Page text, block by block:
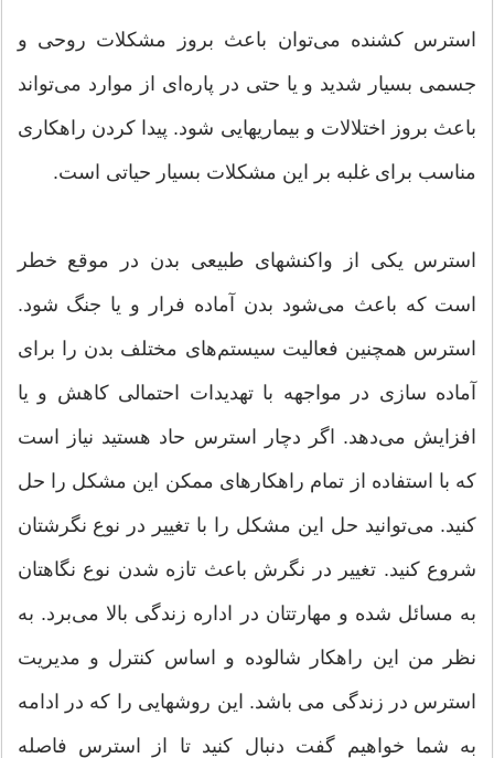
استرس کشنده می‌توان باعث بروز مشکلات روحی و
جسمی بسیار شدید و یا حتی در پاره‌ای از موارد می‌تواند
باعث بروز اختلالات و بیماریهایی شود. پیدا کردن راهکاری
مناسب برای غلبه بر این مشکلات بسیار حیاتی است.
استرس یکی از واکنشهای طبیعی بدن در موقع خطر
است که باعث می‌شود بدن آماده فرار و یا جنگ شود.
استرس همچنین فعالیت سیستم‌های مختلف بدن را برای
آماده سازی در مواجهه با تهدیدات احتمالی کاهش و یا
افزایش می‌دهد. اگر دچار استرس حاد هستید نیاز است
که با استفاده از تمام راهکارهای ممکن این مشکل را حل
کنید. می‌توانید حل این مشکل را با تغییر در نوع نگرشتان
شروع کنید. تغییر در نگرش باعث تازه شدن نوع نگاهتان
به مسائل شده و مهارتتان در اداره زندگی بالا می‌برد. به
نظر من این راهکار شالوده و اساس کنترل و مدیریت
استرس در زندگی می باشد. این روشهایی را که در ادامه
به شما خواهیم گفت دنبال کنید تا از استرس فاصله